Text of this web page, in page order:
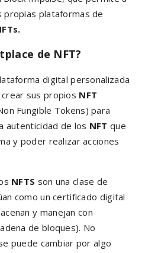
propias plataformas de
de NFT?
digital personalizada
sus propios NFT
Fungible Tokens) para
autenticidad de los NFT que
y poder realizar acciones
NFTS son una clase de
como un certificado digital
y manejan con
de bloques). No
puede cambiar por algo